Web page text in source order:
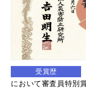
受賞歴
において審査員特別